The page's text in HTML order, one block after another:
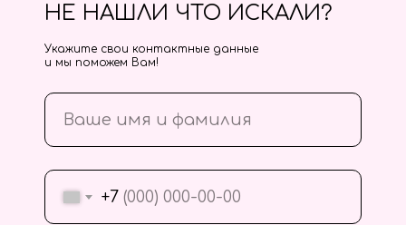
+7
НЕ НАШЛИ ЧТО ИСКАЛИ?
Укажите свои контактные данные
и мы поможем Вам!